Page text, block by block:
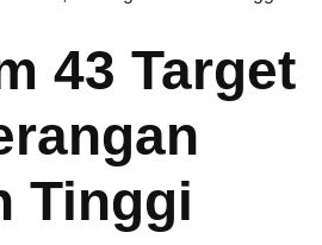
43 Target
Tinggi